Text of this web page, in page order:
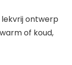
lekvrij ontwerp
of koud,